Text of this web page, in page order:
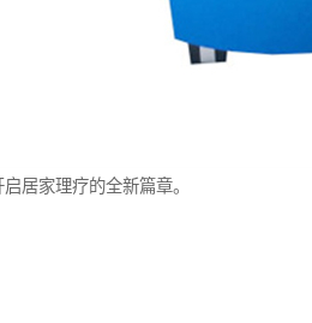
居家理疗的全新篇章。